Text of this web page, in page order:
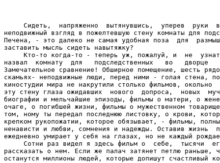
Сидеть,  напряженно  вытянувшись,  уперев  руки
неподвижный взгляд в пожелтевшую стену комнаты для
Печена, - это далеко не самая удобная поза  для
заставить мысль сидеть навытяжку?
Кто-то когда-то - теперь уж, пожалуй, и  не
назвал  комнату  для   подследственных   во   дворце
Замечательное сравнение! Обширное помещение, шесть
скамьях- неподвижные люди, перед ними - голая стена,
киностудии мира не накрутили столько фильмов, окольно
эту стену глаза ожидавших  нового  допроса,  новых
биографии и мельчайшие эпизоды, фильмы о матери, о
очаге, о погибшей жизни, фильмы о мужественном
том, ному ты передал последнюю листовку, о крови,
крепком рукопожатии, которое обязывает, - фильмы,
ненависти и любви, сомнения и надежды. Оставив жизнь
ежедневно умирает у себя на глазах, но не каждый
Сотни раз видел я здесь фильм о  себе,  тысячи
рассказать о нем. Если же палач затянет петлю раньше,
останутся миллионы людей, которые допишут счастливый